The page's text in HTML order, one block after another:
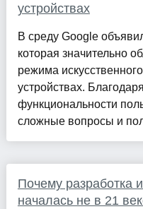
устройствах
В среду Google
которая значительно
режима
устройствах.
функциональности
сложные вопросы и
Почему разработка
началась не в 21